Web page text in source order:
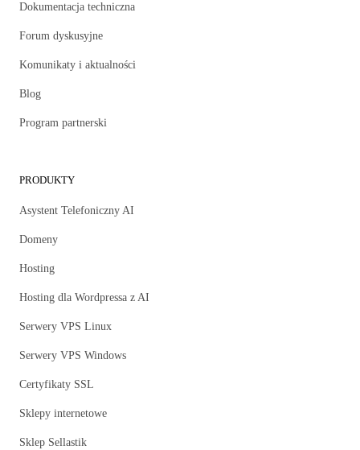
Dokumentacja techniczna
Forum dyskusyjne
Komunikaty i aktualności
Blog
Program partnerski
PRODUKTY
Asystent Telefoniczny AI
Domeny
Hosting
Hosting dla Wordpressa z AI
Serwery VPS Linux
Serwery VPS Windows
Certyfikaty SSL
Sklepy internetowe
Sklep Sellastik